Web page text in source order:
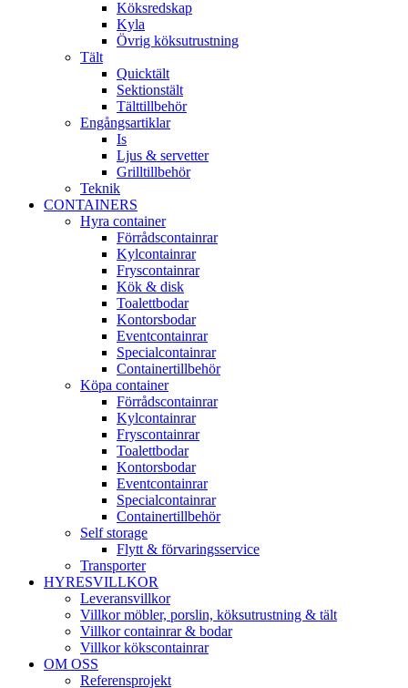
Köksredskap
Kyla
Övrig köksutrustning
Tält
Quicktält
Sektionstält
Tälttillbehör
Engångsartiklar
Is
Ljus & servetter
Grilltillbehör
Teknik
CONTAINERS
Hyra container
Förrådscontainrar
Kylcontainrar
Fryscontainrar
Kök & disk
Toalettbodar
Kontorsbodar
Eventcontainrar
Specialcontainrar
Containertillbehör
Köpa container
Förrådscontainrar
Kylcontainrar
Fryscontainrar
Toalettbodar
Kontorsbodar
Eventcontainrar
Specialcontainrar
Containertillbehör
Self storage
Flytt & förvaringsservice
Transporter
HYRESVILLKOR
Leveransvillkor
Villkor möbler, porslin, köksutrustning & tält
Villkor containrar & bodar
Villkor kökscontainrar
OM OSS
Referensprojekt